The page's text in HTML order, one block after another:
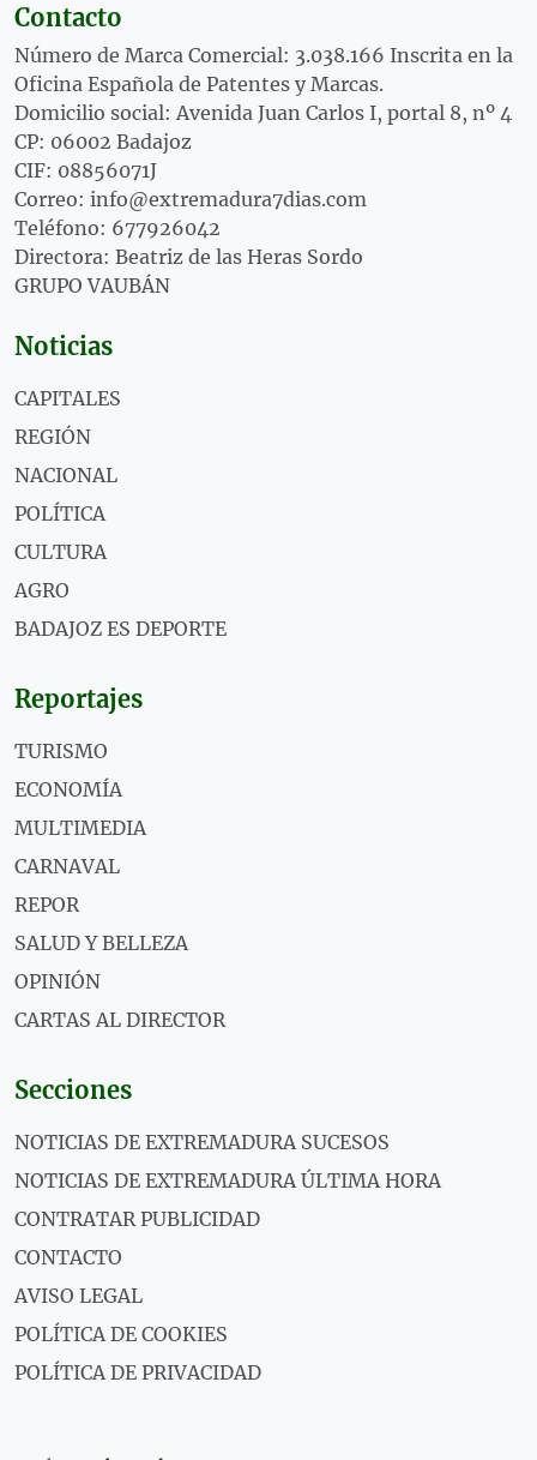
Contacto
Número de Marca Comercial: 3.038.166 Inscrita en la
Oficina Española de Patentes y Marcas.
Domicilio social: Avenida Juan Carlos I, portal 8, nº 4
CP: 06002 Badajoz
CIF: 08856071J
Correo: info@extremadura7dias.com
Teléfono: 677926042
Directora: Beatriz de las Heras Sordo
GRUPO VAUBÁN
Noticias
CAPITALES
REGIÓN
NACIONAL
POLÍTICA
CULTURA
AGRO
BADAJOZ ES DEPORTE
Reportajes
TURISMO
ECONOMÍA
MULTIMEDIA
CARNAVAL
REPOR
SALUD Y BELLEZA
OPINIÓN
CARTAS AL DIRECTOR
Secciones
NOTICIAS DE EXTREMADURA SUCESOS
NOTICIAS DE EXTREMADURA ÚLTIMA HORA
CONTRATAR PUBLICIDAD
CONTACTO
AVISO LEGAL
POLÍTICA DE COOKIES
POLÍTICA DE PRIVACIDAD